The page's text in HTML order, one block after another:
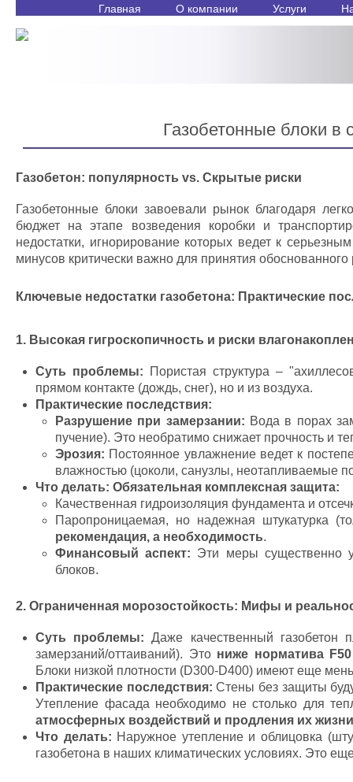
Главная О компании Услуги
Газобетонные блоки в
Газобетон: популярность vs. Скрытые риски
Газобетонные блоки завоевали рынок благодаря
бюджет на этапе возведения коробки и
недостатки, игнорирование которых ведет к
минусов критически важно для принятия
Ключевые недостатки газобетона: Практические
1. Высокая гигроскопичность и риски
Суть проблемы: Пористая структура –
прямом контакте (дождь, снег), но и из воздуха.
Практические последствия:
Разрушение при замерзании: Вода в порах
пучение). Это необратимо снижает прочность и
Эрозия: Постоянное увлажнение ведет к
влажностью (цоколи, санузлы, неотапливаемые
Что делать: Обязательная комплексная защита:
Качественная гидроизоляция фундамента и
Паропроницаемая, но надежная штукатурка
рекомендация, а необходимость.
Финансовый аспект: Эти меры существенно
блоков.
2. Ограниченная морозостойкость: Мифы и
Суть проблемы: Даже качественный газобетон
замерзаний/оттаиваний). Это ниже норматива F50
Блоки низкой плотности (D300-D400) имеют еще
Практические последствия: Стены без защиты
Утепление фасада необходимо не столько для
атмосферных воздействий и продления их жизни
Что делать: Наружное утепление и облицовка
газобетона в наших климатических условиях. Это